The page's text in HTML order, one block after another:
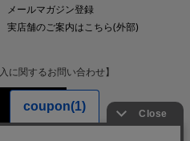
メールマガジン登録
実店舗のご案内はこちら(外部)
に関するお問い合わせ】
MAIL